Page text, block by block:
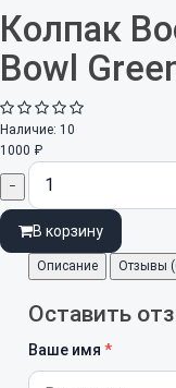
Колпак
Bowl
Наличие: 10
1000 ₽
−
В корзину
Описание Отзывы
Оставить
Ваше имя